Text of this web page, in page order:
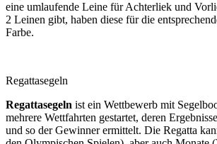
eine umlaufende Leine für Achterliek und
2 Leinen gibt, haben diese für die
Farbe.
Regattasegeln
Regattasegeln ist ein Wettbewerb mit
mehrere Wettfahrten gestartet, deren
und so der Gewinner ermittelt. Die Regatta